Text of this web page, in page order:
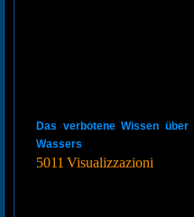
Das verbotene Wissen
Wassers
5011 Visualizzazioni